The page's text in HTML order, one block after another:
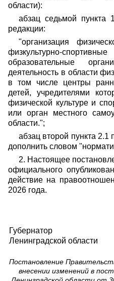
области):
абзац седьмой пункта
редакции:
"организация
физкультурно-
образовательные
деятельность в области
в том числе центры
детей, учредителями
физической культуре и
или орган местного
области.";
абзац второй пункта 2.1
дополнить словом
2. Настоящее
официального
действие на
2026 года.
Губернатор
Ленинградской области
Постановление
внесении изменений в